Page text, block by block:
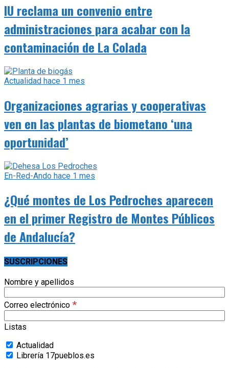
IU reclama un convenio entre
administraciones para acabar con la
contaminación de La Colada
Actualidad hace 1 mes
Organizaciones agrarias y cooperativas
ven en las plantas de biometano ‘una
oportunidad’
En-Red-Ando hace 1 mes
¿Qué montes de Los Pedroches aparecen
en el primer Registro de Montes Públicos
de Andalucía?
SUSCRIPCIONES
Nombre y apellidos
Correo electrónico *
Listas
Actualidad
Librería 17pueblos.es